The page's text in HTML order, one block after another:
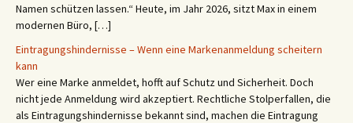
Namen schützen lassen.“ Heute, im Jahr 2026, sitzt Max in einem
modernen Büro, […]
Eintragungshindernisse – Wenn eine Markenanmeldung scheitern
kann
Wer eine Marke anmeldet, hofft auf Schutz und Sicherheit. Doch
nicht jede Anmeldung wird akzeptiert. Rechtliche Stolperfallen, die
als Eintragungshindernisse bekannt sind, machen die Eintragung